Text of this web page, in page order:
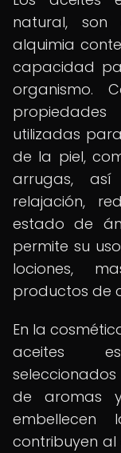
natural, son
alquimia
capacidad
organismo.
utilizadas
de la piel,
arrugas,
relajación,
estado de
permite su
lociones,
productos de
En la
aceites
de aromas
contribuyen al